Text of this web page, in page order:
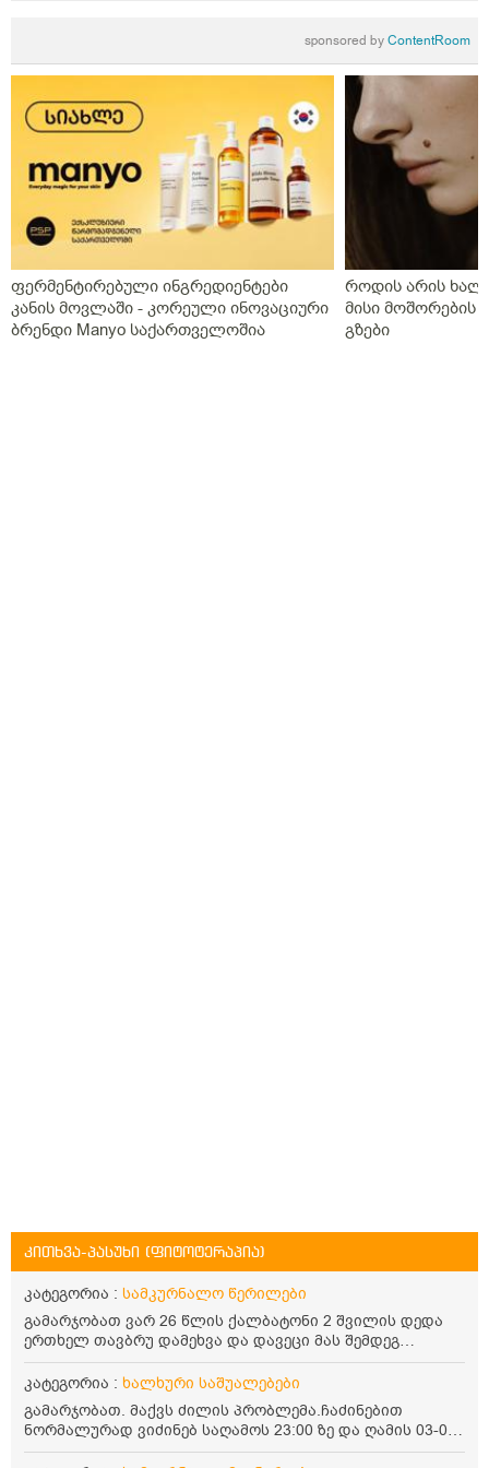
sponsored byContentRoom
ფერმენტირებული ინგრედიენტები
კანის მოვლაში - კორეული ინოვაციური
ბრენდი Manyo საქართველოშია
როდის არის
მისი მოშორების
გზები
კითხვა-პასუხი (ფიტოტერაპია)
კატეგორია : სამკურნალო წერილები
გამარჯობათ ვარ 26 წლის ქალბატონი 2 შვილის დედა
ერთხელ თავბრუ დამეხვა და დავეცი მას შემდეგ
დამეწყო შიშები ვეღარ გავდიოდი გარეთ რადგან ისევ
ასე ცუდად არ გავხდარიყავი ყურის ანთება მქონდა
მაშინ როგორც გაირკვა მას შემსეგ გავიდა 1 წელზე
მეტინდა კიდე მეხვევა თავბრუ გარეთ გასვილისას
სახლში კარგად ვარ როცა ახსენებენ გარეთ წაავალა
სმაგაზეხ კი ცუდად ვხდებოდი ეხლა როგორმე გავდივარ
კატეგორია : ხალხური საშუალებები
გამარჯობათ. მაქვს ძილის პრობლემა.ჩაძინებით
ნორმალურად ვიძინებ საღამოს 23:00 ზე და ღამის 03-00
ან 04:00 საათზე მეღვიძება და მერე ვერ ვიძინებ